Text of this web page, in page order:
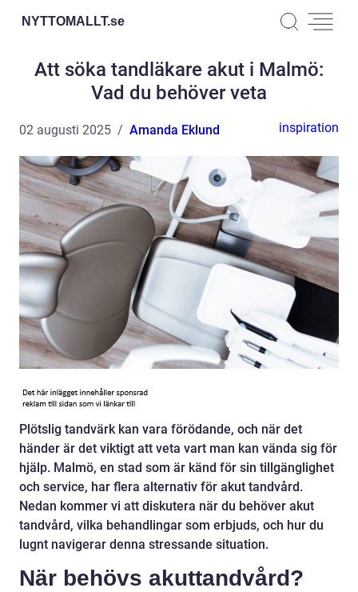
NYTTOMALLT.se
Att söka tandläkare akut i Malmö:
Vad du behöver veta
02 augusti 2025 Amanda Eklund inspiration
Plötslig tandvärk kan vara förödande, och när det
händer är det viktigt att veta vart man kan vända sig för
hjälp. Malmö, en stad som är känd för sin tillgänglighet
och service, har flera alternativ för akut tandvård.
Nedan kommer vi att diskutera när du behöver akut
tandvård, vilka behandlingar som erbjuds, och hur du
lugnt navigerar denna stressande situation.
När behövs akuttandvård?